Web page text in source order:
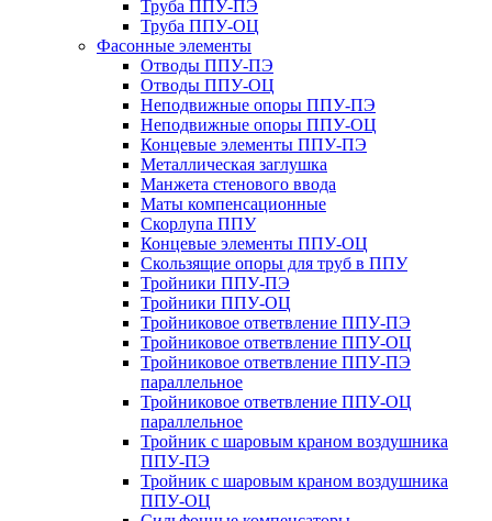
Труба ППУ-ПЭ
Труба ППУ-ОЦ
Фасонные элементы
Отводы ППУ-ПЭ
Отводы ППУ-ОЦ
Неподвижные опоры ППУ-ПЭ
Неподвижные опоры ППУ-ОЦ
Концевые элементы ППУ-ПЭ
Металлическая заглушка
Манжета стенового ввода
Маты компенсационные
Скорлупа ППУ
Концевые элементы ППУ-ОЦ
Скользящие опоры для труб в ППУ
Тройники ППУ-ПЭ
Тройники ППУ-ОЦ
Тройниковое ответвление ППУ-ПЭ
Тройниковое ответвление ППУ-ОЦ
Тройниковое ответвление ППУ-ПЭ
параллельное
Тройниковое ответвление ППУ-ОЦ
параллельное
Тройник с шаровым краном воздушника
ППУ-ПЭ
Тройник с шаровым краном воздушника
ППУ-ОЦ